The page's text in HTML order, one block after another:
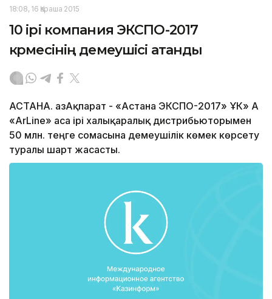
18:08, 16 Қараша 2015
10 ірі компания ЭКСПО-2017
көрмесінің демеушісі атанды
АСТАНА. ҚазАқпарат - «Астана ЭКСПО-2017» ҰК» АҚ
«ArLine» аса ірі халықаралық дистрибьюторымен
50 млн. теңге сомасына демеушілік көмек көрсету
туралы шарт жасасты.